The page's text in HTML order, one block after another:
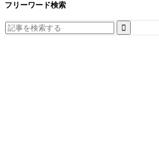
フリーワード検索
Search
for: